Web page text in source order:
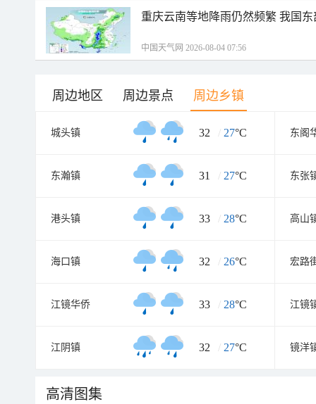
重庆云南等地降雨仍然频繁 我国
中国天气网 2026-08-04 07:56
周边地区 周边景点 周边乡镇
城头镇 32 / 27°C 东阁
东瀚镇 31 / 27°C 东张
港头镇 33 / 28°C 高山
海口镇 32 / 26°C 宏路
江镜华侨 33 / 28°C 江镜
江阴镇 32 / 27°C 镜洋
高清图集